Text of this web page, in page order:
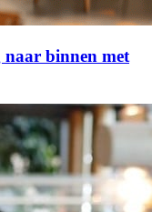
binnen met